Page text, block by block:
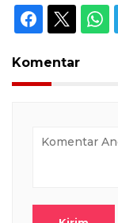
Komentar